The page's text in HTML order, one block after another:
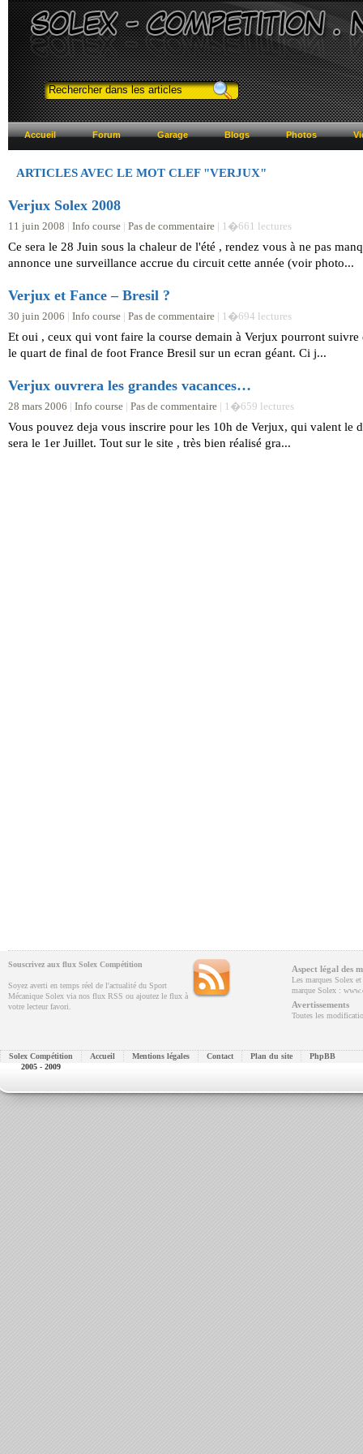
Accueil Forum Garage Blogs Photos
ARTICLES AVEC LE MOT CLEF "VERJUX"
Verjux Solex 2008
11 juin 2008 | Info course | Pas de commentaire | 1�661 lectures
Ce sera le 28 Juin sous la chaleur de l'été , rendez vous à ne pas
annonce une surveillance accrue du circuit cette année (voir photo...
Verjux et Fance – Bresil ?
30 juin 2006 | Info course | Pas de commentaire | 1�694 lectures
Et oui , ceux qui vont faire la course demain à Verjux pourront suivre
le quart de final de foot France Bresil sur un ecran géant. Ci j...
Verjux ouvrera les grandes vacances…
28 mars 2006 | Info course | Pas de commentaire | 1�659 lectures
Vous pouvez deja vous inscrire pour les 10h de Verjux, qui valent le
sera le 1er Juillet. Tout sur le site , très bien réalisé gra...
Souscrivez aux flux Solex Compétition
Soyez averti en temps réel de l'actualité du Sport
Mécanique Solex via nos flux RSS ou ajoutez le flux à
votre lecteur favori.
Aspect légal des
Les marques Solex
marque Solex :
Avertissements
Toutes les
Solex Compétition
2005 - 2009
Accueil Mentions légales Contact Plan du site PhpBB